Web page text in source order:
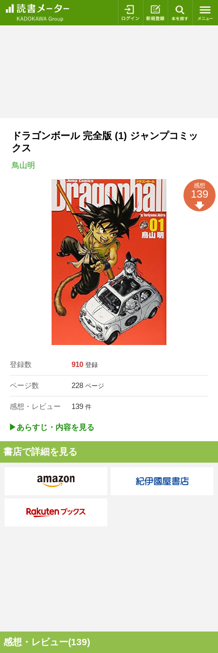
ログイン 新規登録
ドラゴンボール 完全版 (1) ジャンプコミッ
クス
鳥山明
登録数 910 登録
ページ数 228 ページ
感想・レビュー 139 件
感想
139
▶︎あらすじ・内容を見る
書店で詳細を見る
感想・レビュー(139)